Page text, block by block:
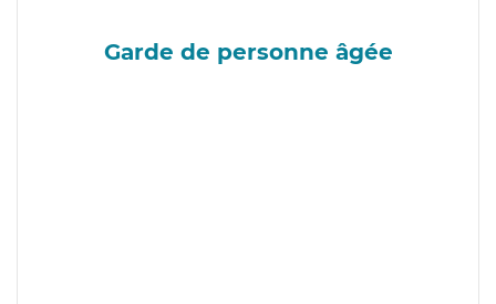
Garde de personne âgée